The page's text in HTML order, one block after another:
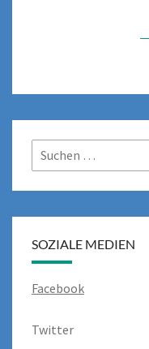
Suchen
nach:
SOZIALE MEDIEN
Facebook
Twitter